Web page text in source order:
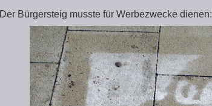
Der Bürgersteig musste für Werbezwecke dienen: